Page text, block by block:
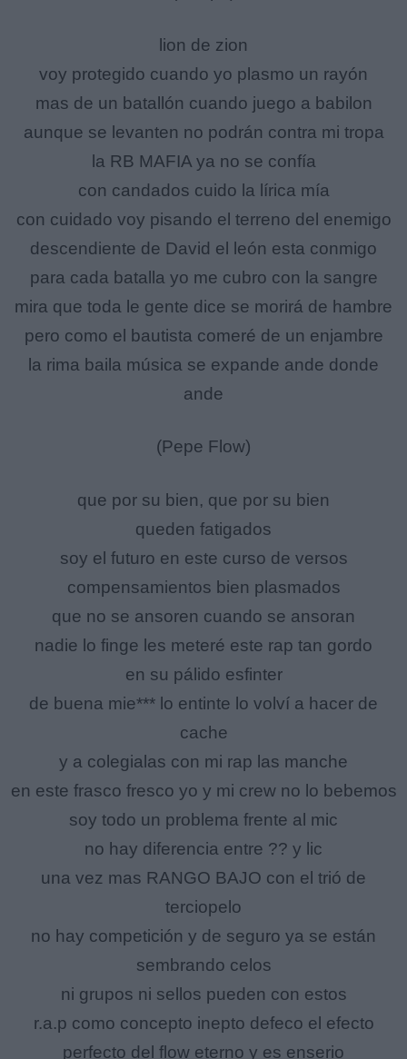
lion de zion
voy protegido cuando yo plasmo un rayón
mas de un batallón cuando juego a babilon
aunque se levanten no podrán contra mi tropa
la RB MAFIA ya no se confía
con candados cuido la lírica mía
con cuidado voy pisando el terreno del enemigo
descendiente de David el león esta conmigo
para cada batalla yo me cubro con la sangre
mira que toda le gente dice se morirá de hambre
pero como el bautista comeré de un enjambre
la rima baila música se expande ande donde
ande
(Pepe Flow)
que por su bien, que por su bien
queden fatigados
soy el futuro en este curso de versos
compensamientos bien plasmados
que no se ansoren cuando se ansoran
nadie lo finge les meteré este rap tan gordo
en su pálido esfinter
de buena mie*** lo entinte lo volví a hacer de
cache
y a colegialas con mi rap las manche
en este frasco fresco yo y mi crew no lo bebemos
soy todo un problema frente al mic
no hay diferencia entre ?? y lic
una vez mas RANGO BAJO con el trió de
terciopelo
no hay competición y de seguro ya se están
sembrando celos
ni grupos ni sellos pueden con estos
r.a.p como concepto inepto defeco el efecto
perfecto del flow eterno y es enserio